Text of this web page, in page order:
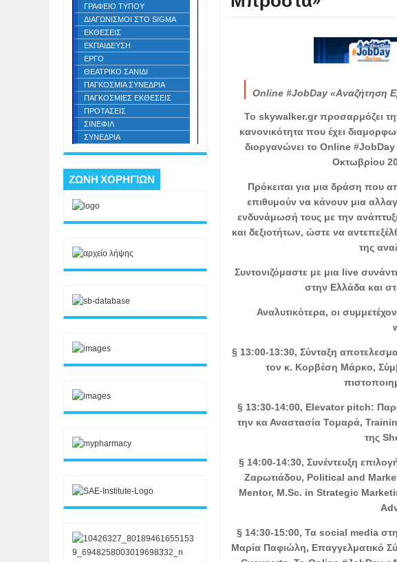
Online #JobDay «Αναζήτηση
Το skywalker.gr προσαρμόζει
κανονικότητα που έχει
διοργανώνει το Online
Οκτωβρίου
Πρόκειται για μια δράση που
επιθυμούν να κάνουν μια
ενδυνάμωσή τους με την
και δεξιοτήτων, ώστε να
της
Συντονιζόμαστε με μια live
στην Ελλάδα και
Αναλυτικότερα, οι
§ 13:00-13:30, Σύνταξη
τον κ. Κορβέση Μάρκο,
§ 13:30-14:00, Elevator pitch:
την κα Αναστασία Τομαρά,
της
§ 14:00-14:30, Συνέντευξη
Ζαρωτιάδου, Political and
Mentor, M.Sc. in Strategic
§ 14:30-15:00, Τα social media
Μαρία Παφιώλη, Επαγγελματικό
ΓΡΑΦΕΙΟ ΤΥΠΟΥ
ΔΙΑΓΩΝΙΣΜΟΙ ΣΤΟ SIGMA
ΕΚΘΕΣΕΙΣ
ΕΚΠΑΙΔΕΥΣΗ
ΕΡΓΟ
ΘΕΑΤΡΙΚΟ ΣΑΝΙΔΙ
ΠΑΓΚΟΣΜΙΑ ΣΥΝΕΔΡΙΑ
ΠΑΓΚΟΣΜΙΕΣ ΕΚΘΕΣΕΙΣ
ΠΡΟΤΑΣΕΙΣ
ΣΙΝΕΦΙΛ
ΣΥΝΕΔΡΙΑ
ΖΩΝΗ ΧΟΡΗΓΙΩΝ